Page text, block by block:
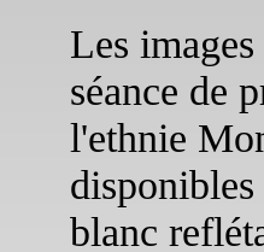
Les
séance de
l'ethnie
blanc